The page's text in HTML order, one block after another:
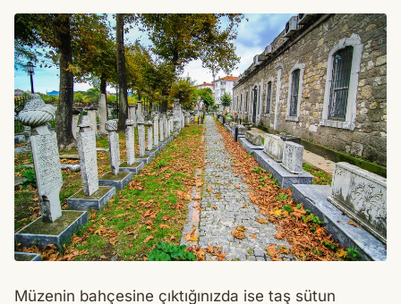
Müzenin bahçesine çıktığınızda ise taş sütun